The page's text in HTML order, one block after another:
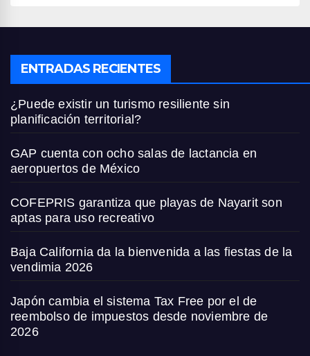
ENTRADAS RECIENTES
¿Puede existir un turismo resiliente sin
planificación territorial?
GAP cuenta con ocho salas de lactancia en
aeropuertos de México
COFEPRIS garantiza que playas de Nayarit son
aptas para uso recreativo
Baja California da la bienvenida a las fiestas de la
vendimia 2026
Japón cambia el sistema Tax Free por el de
reembolso de impuestos desde noviembre de
2026